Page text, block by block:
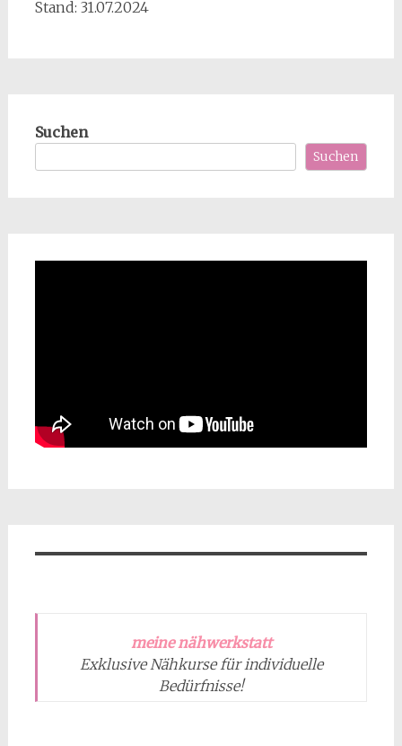
Stand: 31.07.2024
Suchen
Suchen
meine nähwerkstatt
Exklusive Nähkurse für individuelle
Bedürfnisse!